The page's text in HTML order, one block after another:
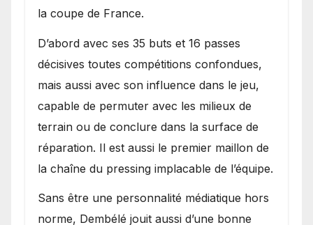
la coupe de France.
D’abord avec ses 35 buts et 16 passes
décisives toutes compétitions confondues,
mais aussi avec son influence dans le jeu,
capable de permuter avec les milieux de
terrain ou de conclure dans la surface de
réparation. Il est aussi le premier maillon de
la chaîne du pressing implacable de l’équipe.
Sans être une personnalité médiatique hors
norme, Dembélé jouit aussi d’une bonne